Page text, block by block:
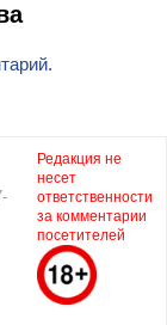
Редакция не
несет
ответственности
за комментарии
посетителей